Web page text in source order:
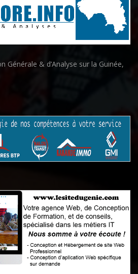
Générale & d’Analyse sur la Guinée,